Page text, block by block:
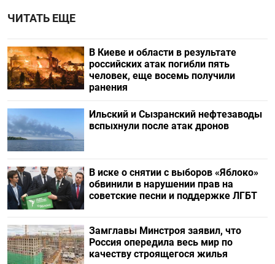
ЧИТАТЬ ЕЩЕ
В Киеве и области в результате
российских атак погибли пять
человек, еще восемь получили
ранения
Ильский и Сызранский нефтезаводы
вспыхнули после атак дронов
В иске о снятии с выборов «Яблоко»
обвинили в нарушении прав на
советские песни и поддержке ЛГБТ
Замглавы Минстроя заявил, что
Россия опередила весь мир по
качеству строящегося жилья